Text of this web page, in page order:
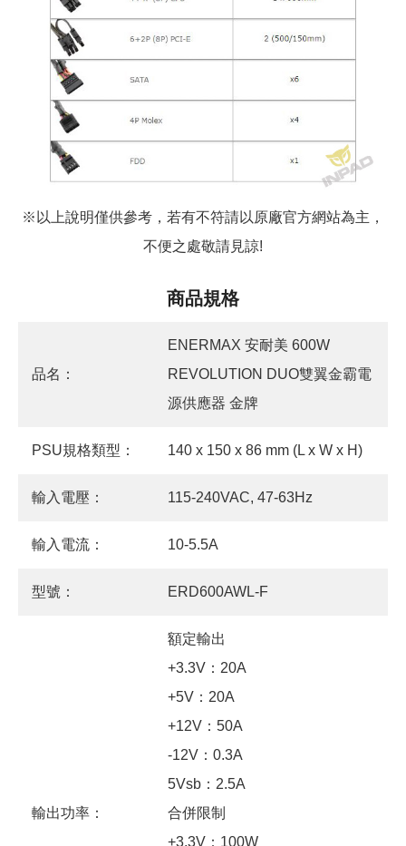
※以上說明僅供參考，若有不符請以原廠官方網站為主，
不便之處敬請見諒!
商品規格
品名：
ENERMAX 安耐美 600W
REVOLUTION DUO雙翼金霸電
源供應器 金牌
PSU規格類型： 140 x 150 x 86 mm (L x W x H)
輸入電壓： 115-240VAC, 47-63Hz
輸入電流： 10-5.5A
型號： ERD600AWL-F
輸出功率：
額定輸出
+3.3V：20A
+5V：20A
+12V：50A
-12V：0.3A
5Vsb：2.5A
合併限制
+3.3V：100W